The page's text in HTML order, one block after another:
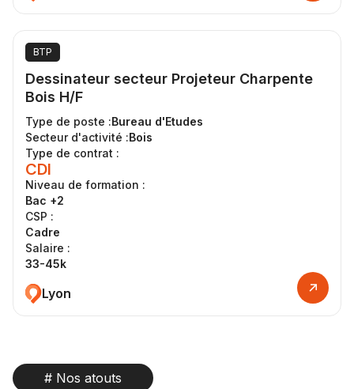
BTP
Dessinateur secteur Projeteur Charpente
Bois H/F
Type de poste :Bureau d'Etudes
Secteur d'activité :Bois
Type de contrat :
CDI
Niveau de formation :
Bac +2
CSP :
Cadre
Salaire :
33-45k
Lyon
# Nos atouts